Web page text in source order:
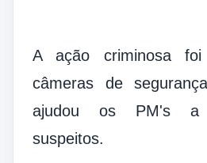
A ação criminosa
câmeras de
ajudou os PM's a
suspeitos.